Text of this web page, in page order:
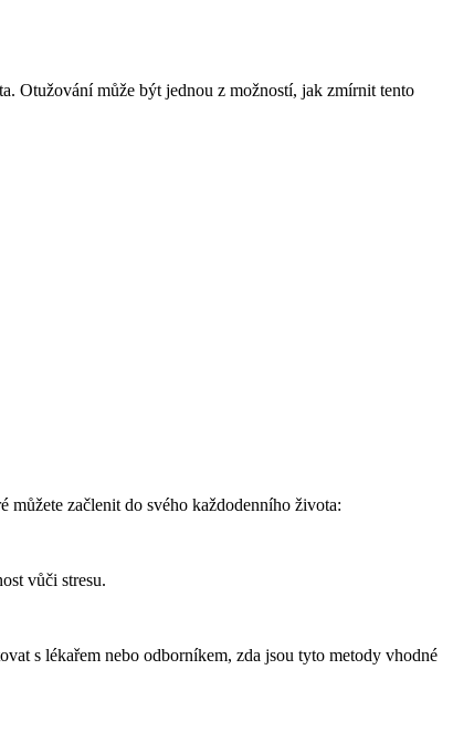
Otužování může být jednou z možností, jak zmírnit tento
začlenit do svého každodenního života:
vůči stresu.
s lékařem nebo odborníkem, zda jsou tyto metody vhodné